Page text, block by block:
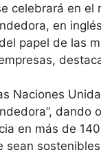
celebrará en el
en
papel de las
Naciones
dando
en más de
sean